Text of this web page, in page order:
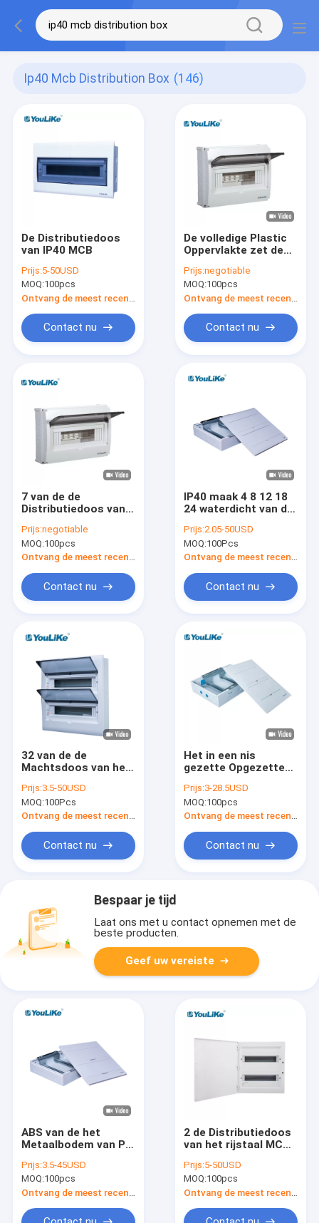
Ip40 Mcb Distribution Box (146)
De Distributiedoos
van IP40 MCB
Prijs:5-50USD
MOQ:100pcs
Contact nu
De volledige Plastic
Oppervlakte zet de
WithTransparent van
de Distributiedoos
op
Prijs:negotiable
MOQ:100pcs
Contact nu
7 van de de
Distributiedoos van
Stroomonderbrekerdistributie
de Doos de Eenheden
Van de consument
Prijs:negotiable
MOQ:100pcs
Contact nu
IP40 maak 4 8 12 18
24 waterdicht van de
van 32 Maniermcb
van de de
Prijsschakelaar de
Prijs:2.05-50USD
MOQ:100Pcs
Contact nu
32 van de de
Machtsdoos van het
Draagbare van de
Verdelersmcb
Elektronische de
Prijs:3.5-50USD
MOQ:100Pcs
Ontvang de meest recente Prijs
Contact nu
Het in een nis
gezette Opgezette
de de
Elektromachtsdistributie
van de
Metaalbijlage
Prijs:3-28.5USD
MOQ:100pcs
Ontvang de meest recente Prijs
Contact nu
Bespaar je tijd
Laat ons met u contact opnemen met de
beste producten.
Geef uw vereiste
ABS van de het
Metaalbodem van PC
Distributiedoos 32
van Mcb Manier
Prijs:3.5-45USD
MOQ:100pcs
2 de Distributiedoos
van het rijstaal MCB,
met Ondoorzichtige
Dekking
Prijs:5-50USD
MOQ:100pcs